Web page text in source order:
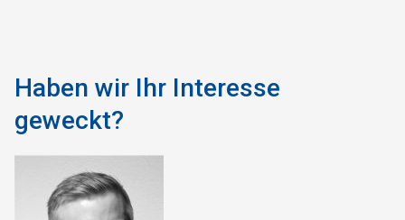
Haben wir Ihr Interesse
geweckt?